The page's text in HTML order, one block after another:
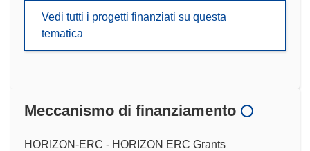
Vedi tutti i progetti finanziati su questa
tematica
Meccanismo di finanziamento
HORIZON-ERC - HORIZON ERC Grants